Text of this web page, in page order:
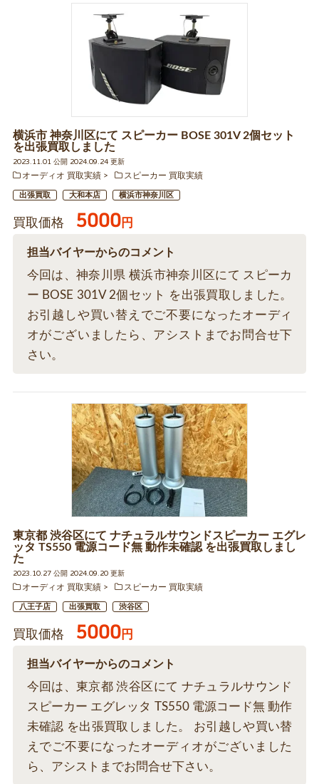
横浜市 神奈川区にて スピーカー BOSE 301V 2個セット
を出張買取しました
2023.11.01 公開 2024.09.24 更新
オーディオ 買取実績
スピーカー 買取実績
出張買取 大和本店 横浜市神奈川区
買取価格 5000円
担当バイヤーからのコメント
今回は、神奈川県 横浜市神奈川区にて スピーカ
ー BOSE 301V 2個セット を出張買取しました。
お引越しや買い替えでご不要になったオーディ
オがございましたら、アシストまでお問合せ下
さい。
東京都 渋谷区にて ナチュラルサウンドスピーカー エグレ
ッタ TS550 電源コード無 動作未確認 を出張買取しまし
た
2023.10.27 公開 2024.09.20 更新
オーディオ 買取実績
スピーカー 買取実績
八王子店 出張買取 渋谷区
買取価格 5000円
担当バイヤーからのコメント
今回は、東京都 渋谷区にて ナチュラルサウンド
スピーカー エグレッタ TS550 電源コード無 動作
未確認 を出張買取しました。 お引越しや買い替
えでご不要になったオーディオがございました
ら、アシストまでお問合せ下さい。